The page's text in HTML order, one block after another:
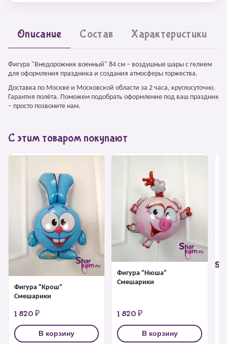
Описание Состав Характеристики
Фигура "Внедорожник военный" 84 см – воздушные шары с гелием
для оформления праздника и создания атмосферы торжества.
Доставка по Москве и Московской области за 2 часа, круглосуточно.
Гарантия полёта. Поможем подобрать оформление под ваш праздник
– просто позвоните нам.
С этим товаром покупают
Фигура "Крош"
Смешарики
1 820 ₽
В корзину
Фигура "Нюша"
Смешарики
1 820 ₽
В корзину